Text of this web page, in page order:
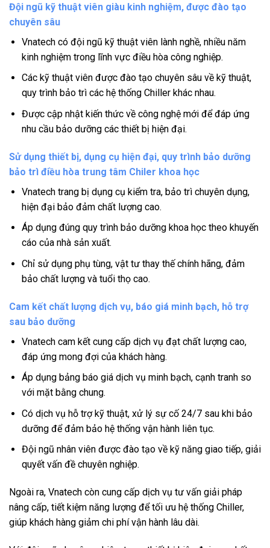
Đội ngũ kỹ thuật viên giàu kinh nghiệm, được đào tạo
chuyên sâu
Vnatech có đội ngũ kỹ thuật viên lành nghề, nhiều năm
kinh nghiệm trong lĩnh vực điều hòa công nghiệp.
Các kỹ thuật viên được đào tạo chuyên sâu về kỹ thuật,
quy trình bảo trì các hệ thống Chiller khác nhau.
Được cập nhật kiến thức về công nghệ mới để đáp ứng
nhu cầu bảo dưỡng các thiết bị hiện đại.
Sử dụng thiết bị, dụng cụ hiện đại, quy trình bảo dưỡng
bảo trì điều hòa trung tâm Chiler khoa học
Vnatech trang bị dụng cụ kiểm tra, bảo trì chuyên dụng,
hiện đại bảo đảm chất lượng cao.
Áp dụng đúng quy trình bảo dưỡng khoa học theo khuyến
cáo của nhà sản xuất.
Chỉ sử dụng phụ tùng, vật tư thay thế chính hãng, đảm
bảo chất lượng và tuổi thọ cao.
Cam kết chất lượng dịch vụ, báo giá minh bạch, hỗ trợ
sau bảo dưỡng
Vnatech cam kết cung cấp dịch vụ đạt chất lượng cao,
đáp ứng mong đợi của khách hàng.
Áp dụng bảng báo giá dịch vụ minh bạch, cạnh tranh so
với mặt bằng chung.
Có dịch vụ hỗ trợ kỹ thuật, xử lý sự cố 24/7 sau khi bảo
dưỡng để đảm bảo hệ thống vận hành liên tục.
Đội ngũ nhân viên được đào tạo về kỹ năng giao tiếp, giải
quyết vấn đề chuyên nghiệp.
Ngoài ra, Vnatech còn cung cấp dịch vụ tư vấn giải pháp
nâng cấp, tiết kiệm năng lượng để tối ưu hệ thống Chiller,
giúp khách hàng giảm chi phí vận hành lâu dài.